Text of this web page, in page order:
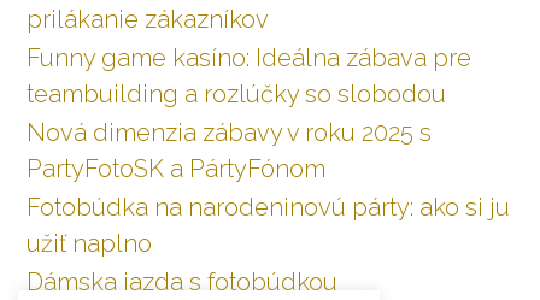
prilákanie zákazníkov
Funny game kasíno: Ideálna zábava pre
teambuilding a rozlúčky so slobodou
Nová dimenzia zábavy v roku 2025 s
PartyFotoSK a PártyFónom
Fotobúdka na narodeninovú párty: ako si ju
užiť naplno
Dámska jazda s fotobúdkou